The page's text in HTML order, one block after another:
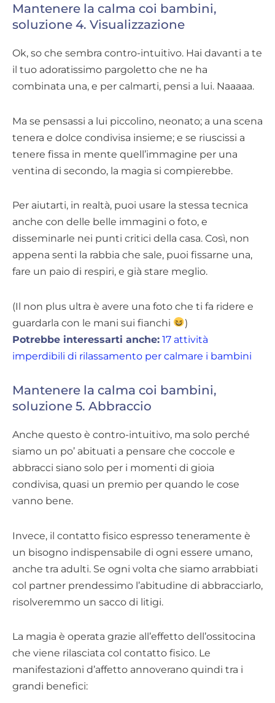
Mantenere la calma coi bambini,
soluzione 4. Visualizzazione
Ok, so che sembra contro-intuitivo. Hai davanti a te
il tuo adoratissimo pargoletto che ne ha
combinata una, e per calmarti, pensi a lui. Naaaaa.
Ma se pensassi a lui piccolino, neonato; a una scena
tenera e dolce condivisa insieme; e se riuscissi a
tenere fissa in mente quell’immagine per una
ventina di secondo, la magia si compierebbe.
Per aiutarti, in realtà, puoi usare la stessa tecnica
anche con delle belle immagini o foto, e
disseminarle nei punti critici della casa. Così, non
appena senti la rabbia che sale, puoi fissarne una,
fare un paio di respiri, e già stare meglio.
(Il non plus ultra è avere una foto che ti fa ridere e
guardarla con le mani sui fianchi
)
Potrebbe interessarti anche: 17 attività
imperdibili di rilassamento per calmare i bambini
Mantenere la calma coi bambini,
soluzione 5. Abbraccio
Anche questo è contro-intuitivo, ma solo perché
siamo un po’ abituati a pensare che coccole e
abbracci siano solo per i momenti di gioia
condivisa, quasi un premio per quando le cose
vanno bene.
Invece, il contatto fisico espresso teneramente è
un bisogno indispensabile di ogni essere umano,
anche tra adulti. Se ogni volta che siamo arrabbiati
col partner prendessimo l’abitudine di abbracciarlo,
risolveremmo un sacco di litigi.
La magia è operata grazie all’effetto dell’ossitocina
che viene rilasciata col contatto fisico. Le
manifestazioni d’affetto annoverano quindi tra i
grandi benefici: